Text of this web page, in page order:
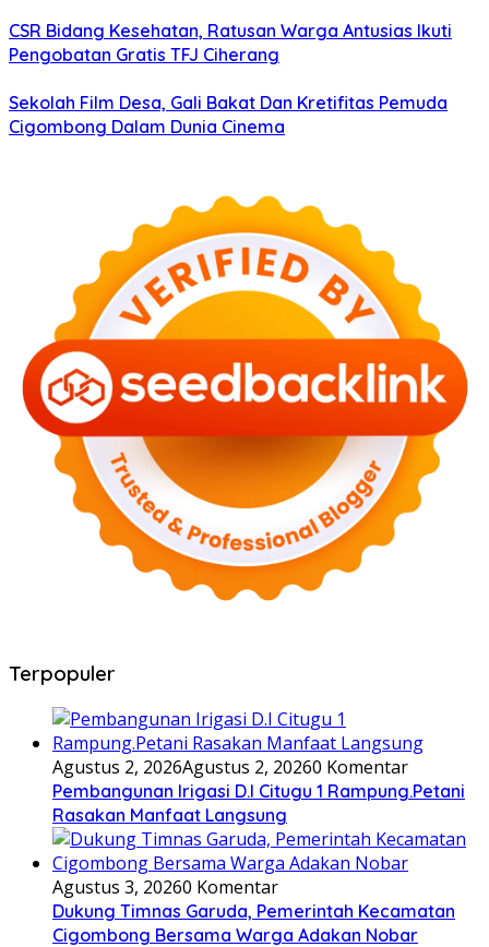
CSR Bidang Kesehatan, Ratusan Warga Antusias Ikuti
Pengobatan Gratis TFJ Ciherang
Sekolah Film Desa, Gali Bakat Dan Kretifitas Pemuda
Cigombong Dalam Dunia Cinema
Terpopuler
Agustus 2, 2026Agustus 2, 20260 Komentar
Pembangunan Irigasi D.I Citugu 1 Rampung.Petani
Rasakan Manfaat Langsung
Agustus 3, 20260 Komentar
Dukung Timnas Garuda, Pemerintah Kecamatan
Cigombong Bersama Warga Adakan Nobar